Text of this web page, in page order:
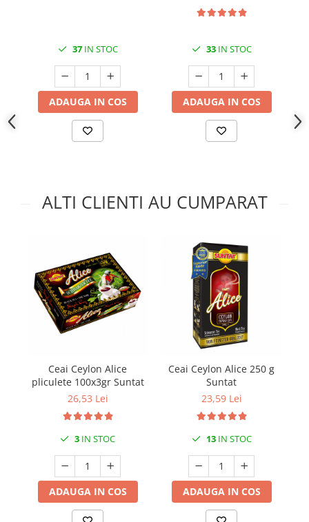
37IN STOC
ADAUGA IN COS
33IN STOC
ADAUGA IN COS
ALTI CLIENTI AU CUMPARAT
Ceai Ceylon Alice
pliculete 100x3gr Suntat
26,53 Lei
3 IN STOC
ADAUGA IN COS
Ceai Ceylon Alice 250 g
Suntat
23,59 Lei
13IN STOC
ADAUGA IN COS